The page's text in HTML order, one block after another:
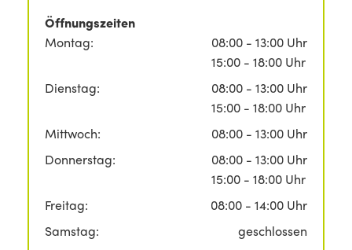
Öffnungszeiten
Montag:
08:00 - 13:00 Uhr
15:00 - 18:00 Uhr
Dienstag:
08:00 - 13:00 Uhr
15:00 - 18:00 Uhr
Mittwoch:
08:00 - 13:00 Uhr
Donnerstag:
08:00 - 13:00 Uhr
15:00 - 18:00 Uhr
Freitag:
08:00 - 14:00 Uhr
Samstag:
geschlossen